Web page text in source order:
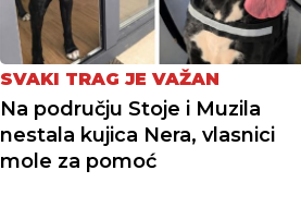
SVAKI TRAG JE VAŽAN
Na području Stoje i Muzila
nestala kujica Nera, vlasnici
mole za pomoć